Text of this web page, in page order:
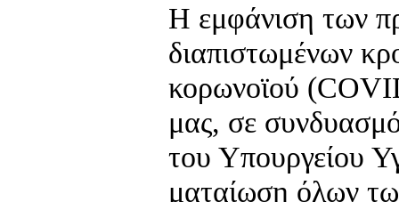
Η εμφάνιση των
διαπιστωμένων
κορωνοϊού
μας, σε
του Υπουργείου
ματαίωση όλων